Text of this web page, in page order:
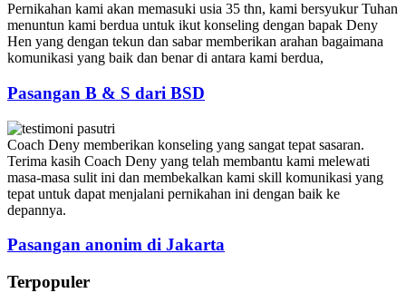
Pernikahan kami akan memasuki usia 35 thn, kami bersyukur Tuhan
menuntun kami berdua untuk ikut konseling dengan bapak Deny
Hen yang dengan tekun dan sabar memberikan arahan bagaimana
komunikasi yang baik dan benar di antara kami berdua,
Pasangan B & S dari BSD
Coach Deny memberikan konseling yang sangat tepat sasaran.
Terima kasih Coach Deny yang telah membantu kami melewati
masa-masa sulit ini dan membekalkan kami skill komunikasi yang
tepat untuk dapat menjalani pernikahan ini dengan baik ke
depannya.
Pasangan anonim di Jakarta
Terpopuler